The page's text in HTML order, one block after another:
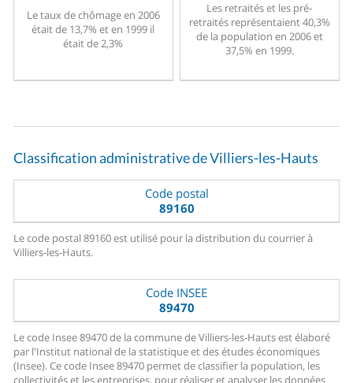
Le taux de chômage en 2006
était de 13,7% et en 1999 il
était de 2,3%
Les retraités et les pré-
retraités représentaient 40,3%
de la population en 2006 et
37,5% en 1999.
Classification administrative de Villiers-les-Hauts
Code postal
89160
Le code postal 89160 est utilisé pour la distribution du courrier à
Villiers-les-Hauts.
Code INSEE
89470
Le code Insee 89470 de la commune de Villiers-les-Hauts est élaboré
par l'Institut national de la statistique et des études économiques
(Insee). Ce code Insee 89470 permet de classifier la population, les